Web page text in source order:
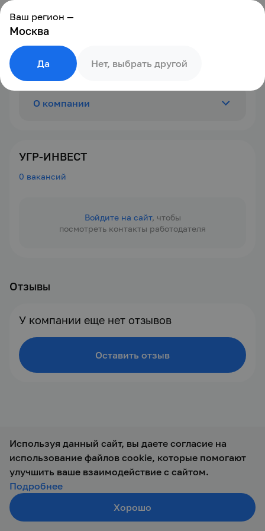
УГР-ИНВЕСТ
0 вакансий
Войдите на сайт, чтобы
посмотреть контакты работодателя
О компании
Отзывы
У компании еще нет отзывов
Оставить отзыв
© 2019 — 2026 ООО Талант-М
Используя данный сайт, вы даете согласие на
использование файлов cookie, которые помогают
улучшить ваше взаимодействие с сайтом.
Подробнее
Хорошо
Ваш регион —
Москва
Нет, выбрать другой
Да